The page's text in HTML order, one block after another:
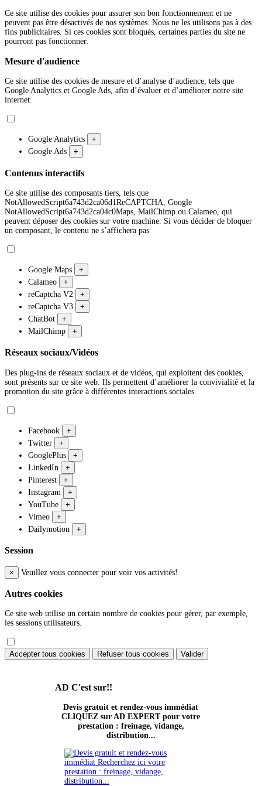
Ce site utilise des cookies pour assurer son bon fonctionnement et ne
peuvent pas être désactivés de nos systèmes. Nous ne les utilisons pas à des
fins publicitaires. Si ces cookies sont bloqués, certaines parties du site ne
pourront pas fonctionner.
Mesure d'audience
Ce site utilise des cookies de mesure et d’analyse d’audience, tels que
Google Analytics et Google Ads, afin d’évaluer et d’améliorer notre site
internet.
Google Analytics
+
Google Ads
+
Contenus interactifs
Ce site utilise des composants tiers, tels que
NotAllowedScript6a743d2ca06d1ReCAPTCHA, Google
NotAllowedScript6a743d2ca04c0Maps, MailChimp ou Calameo, qui
peuvent déposer des cookies sur votre machine. Si vous décider de bloquer
un composant, le contenu ne s’affichera pas
Google Maps
+
Calameo
+
reCaptcha V2
+
reCaptcha V3
+
ChatBot
+
MailChimp
+
Réseaux sociaux/Vidéos
Des plug-ins de réseaux sociaux et de vidéos, qui exploitent des cookies,
sont présents sur ce site web. Ils permettent d’améliorer la convivialité et la
promotion du site grâce à différentes interactions sociales.
Facebook
+
Twitter
+
GooglePlus
+
LinkedIn
+
Pinterest
+
Instagram
+
YouTube
+
Vimeo
+
Dailymotion
+
Session
× Veuillez vous connecter pour voir vos activités!
Autres cookies
Ce site web utilise un certain nombre de cookies pour gérer, par exemple,
les sessions utilisateurs.
Accepter tous cookies Refuser tous cookies Valider
AD C'est sur!!
Devis gratuit et rendez-vous immédiat
CLIQUEZ sur AD EXPERT pour votre
prestation : freinage, vidange,
distribution...